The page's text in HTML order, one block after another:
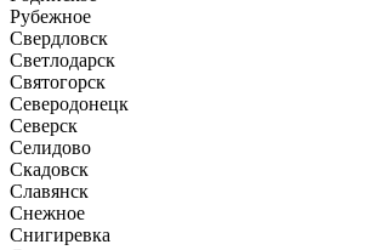
Рубежное
Свердловск
Светлодарск
Святогорск
Северодонецк
Северск
Селидово
Скадовск
Славянск
Снежное
Снигиревка